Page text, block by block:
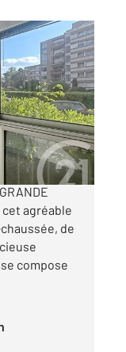
cet agréable
de
compose